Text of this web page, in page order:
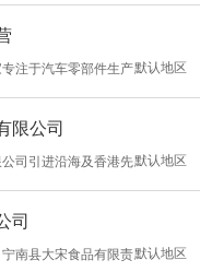
北京、上海、广州等地。202
点、2024年被荣
司主要产品包括高密度聚乙烯
）管等，
断深耕，已逐步成长为行业内
于云南省安宁市草铺街道办事
便捷地为周边区域的各类工程
设备。这些设备均具备先进的
同工程规模和
默认地区
注于汽车零部件生产
立以来，以其不凡的产品质量
头角。公司坐落于中国（云
阿拉街道办普照社区劲华产业
限公司
默认地区
司引进沿海及香港先
东方人文精华与西方式管理服
中国国情需要的现代物业管理
服务人性化、技术智能化、企
司
默认地区
南县大宋食品有限责